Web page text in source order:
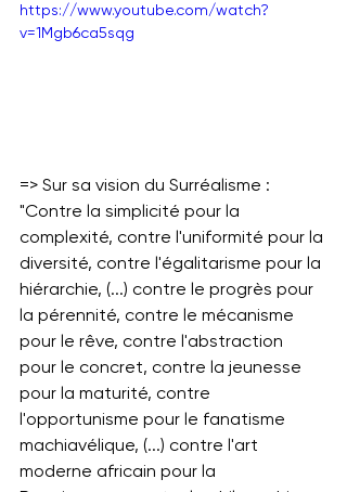
https://www.youtube.com/watch?
v=1Mgb6ca5sqg
=> Sur sa vision du Surréalisme :
"Contre la simplicité pour la
complexité, contre l'uniformité pour la
diversité, contre l'égalitarisme pour la
hiérarchie, (...) contre le progrès pour
la pérennité, contre le mécanisme
pour le rêve, contre l'abstraction
pour le concret, contre la jeunesse
pour la maturité, contre
l'opportunisme pour le fanatisme
machiavélique, (...) contre l'art
moderne africain pour la